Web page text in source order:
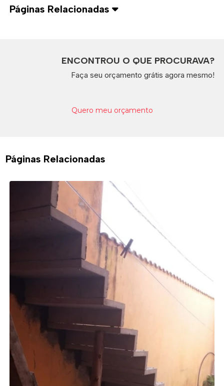
Páginas Relacionadas
ENCONTROU O QUE PROCURAVA?
Faça seu orçamento grátis agora mesmo!
Quero meu orçamento
Páginas Relacionadas